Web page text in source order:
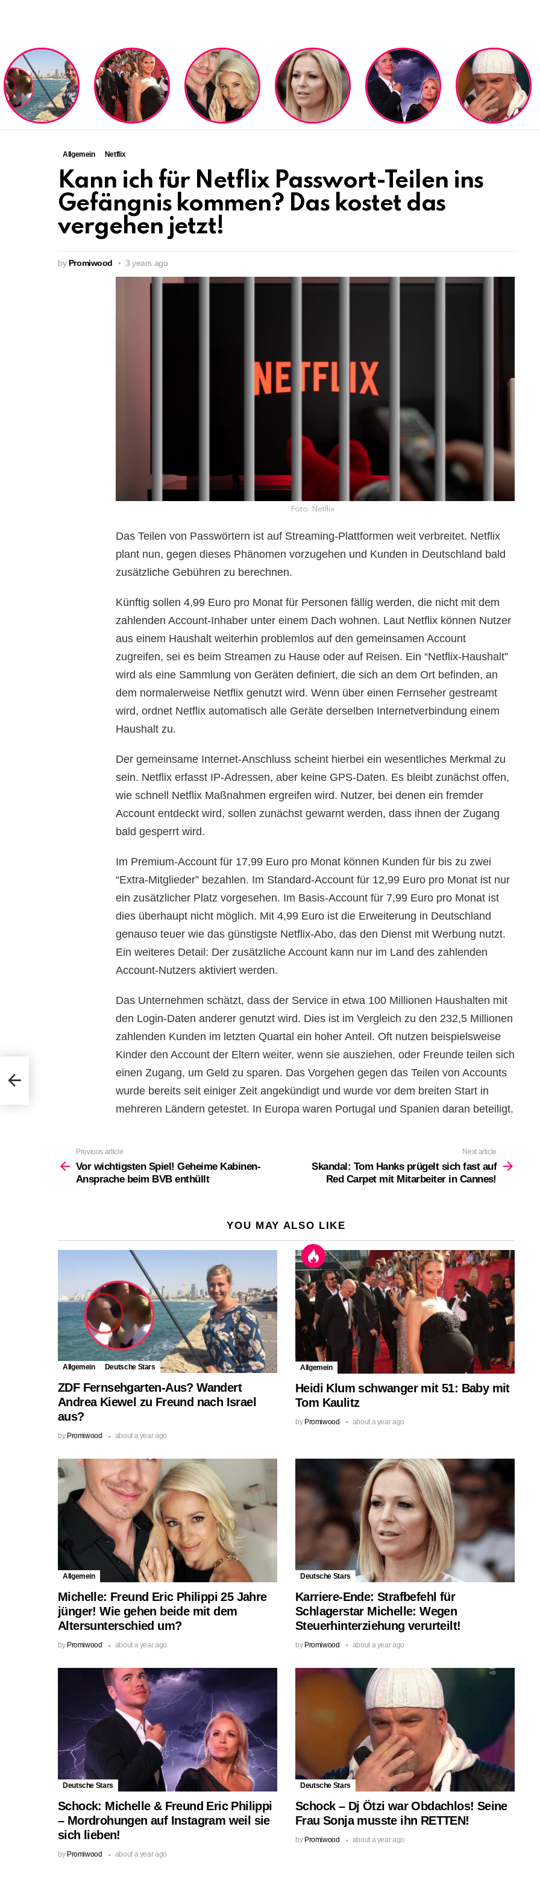
LATEST
STORIES
Allgemein Netflix
Kann ich für Netflix Passwort-Teilen ins
Gefängnis kommen? Das kostet das
vergehen jetzt!
by Promiwood 3 years ago
Foto: Netflix
Das Teilen von Passwörtern ist auf Streaming-Plattformen weit verbreitet. Netflix
plant nun, gegen dieses Phänomen vorzugehen und Kunden in Deutschland bald
zusätzliche Gebühren zu berechnen.
Künftig sollen 4,99 Euro pro Monat für Personen fällig werden, die nicht mit dem
zahlenden Account-Inhaber unter einem Dach wohnen. Laut Netflix können Nutzer
aus einem Haushalt weiterhin problemlos auf den gemeinsamen Account
zugreifen, sei es beim Streamen zu Hause oder auf Reisen. Ein “Netflix-Haushalt”
wird als eine Sammlung von Geräten definiert, die sich an dem Ort befinden, an
dem normalerweise Netflix genutzt wird. Wenn über einen Fernseher gestreamt
wird, ordnet Netflix automatisch alle Geräte derselben Internetverbindung einem
Haushalt zu.
Der gemeinsame Internet-Anschluss scheint hierbei ein wesentliches Merkmal zu
sein. Netflix erfasst IP-Adressen, aber keine GPS-Daten. Es bleibt zunächst offen,
wie schnell Netflix Maßnahmen ergreifen wird. Nutzer, bei denen ein fremder
Account entdeckt wird, sollen zunächst gewarnt werden, dass ihnen der Zugang
bald gesperrt wird.
Im Premium-Account für 17,99 Euro pro Monat können Kunden für bis zu zwei
“Extra-Mitglieder” bezahlen. Im Standard-Account für 12,99 Euro pro Monat ist nur
ein zusätzlicher Platz vorgesehen. Im Basis-Account für 7,99 Euro pro Monat ist
dies überhaupt nicht möglich. Mit 4,99 Euro ist die Erweiterung in Deutschland
genauso teuer wie das günstigste Netflix-Abo, das den Dienst mit Werbung nutzt.
Ein weiteres Detail: Der zusätzliche Account kann nur im Land des zahlenden
Account-Nutzers aktiviert werden.
Das Unternehmen schätzt, dass der Service in etwa 100 Millionen Haushalten mit
den Login-Daten anderer genutzt wird. Dies ist im Vergleich zu den 232,5 Millionen
zahlenden Kunden im letzten Quartal ein hoher Anteil. Oft nutzen beispielsweise
Kinder den Account der Eltern weiter, wenn sie ausziehen, oder Freunde teilen sich
einen Zugang, um Geld zu sparen. Das Vorgehen gegen das Teilen von Accounts
wurde bereits seit einiger Zeit angekündigt und wurde vor dem breiten Start in
mehreren Ländern getestet. In Europa waren Portugal und Spanien daran beteiligt.
more
Previous article
Vor wichtigsten Spiel! Geheime Kabinen-
Ansprache beim BVB enthüllt
Next article
Skandal: Tom Hanks prügelt sich fast auf
Red Carpet mit Mitarbeiter in Cannes!
YOU MAY ALSO LIKE
Allgemein Deutsche Stars
ZDF Fernsehgarten-Aus? Wandert
Andrea Kiewel zu Freund nach Israel
aus?
by Promiwood about a year ago
Allgemein
Heidi Klum schwanger mit 51: Baby mit
Tom Kaulitz
by Promiwood about a year ago
Allgemein
Michelle: Freund Eric Philippi 25 Jahre
jünger! Wie gehen beide mit dem
Altersunterschied um?
by Promiwood about a year ago
Deutsche Stars
Karriere-Ende: Strafbefehl für
Schlagerstar Michelle: Wegen
Steuerhinterziehung verurteilt!
by Promiwood about a year ago
Deutsche Stars
Schock: Michelle & Freund Eric Philippi
– Mordrohungen auf Instagram weil sie
sich lieben!
by Promiwood about a year ago
Deutsche Stars
Schock – Dj Ötzi war Obdachlos! Seine
Frau Sonja musste ihn RETTEN!
by Promiwood about a year ago